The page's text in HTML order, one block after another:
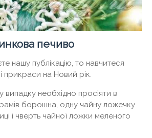
печиво
нашу публікацію, то навчитеся
прикраси на Новий рік.
випадку необхідно просіяти в
борошна, одну чайну ложечку
і чверть чайної ложки меленого